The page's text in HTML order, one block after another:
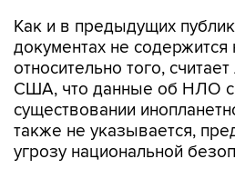
Как и в предыдущих
документах не
относительно того,
США, что данные об НЛО
существовании
также не указывается,
угрозу национальной